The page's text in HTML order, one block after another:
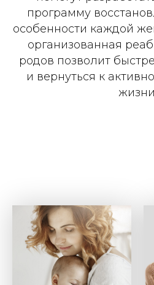
программу
особенности каждой
организованная
родов позволит
и вернуться к